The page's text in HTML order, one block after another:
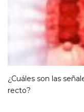
¿Cuáles son las
recto?